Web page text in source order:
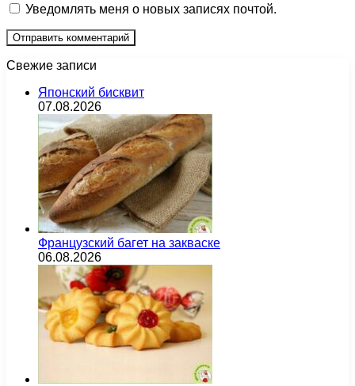
Уведомлять меня о новых записях почтой.
Свежие записи
Японский бисквит
07.08.2026
Французский багет на закваске
06.08.2026